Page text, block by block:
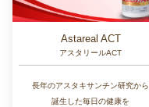
Astareal ACT
アスタリールACT
長年のアスタキサンチン研究から
誕生した毎日の健康を